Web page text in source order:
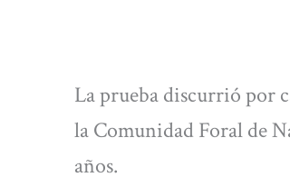
La prueba discurrió por
la Comunidad Foral de
años.